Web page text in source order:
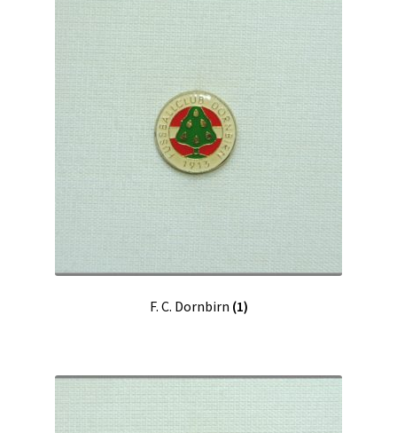
F. C. Dornbirn (1)